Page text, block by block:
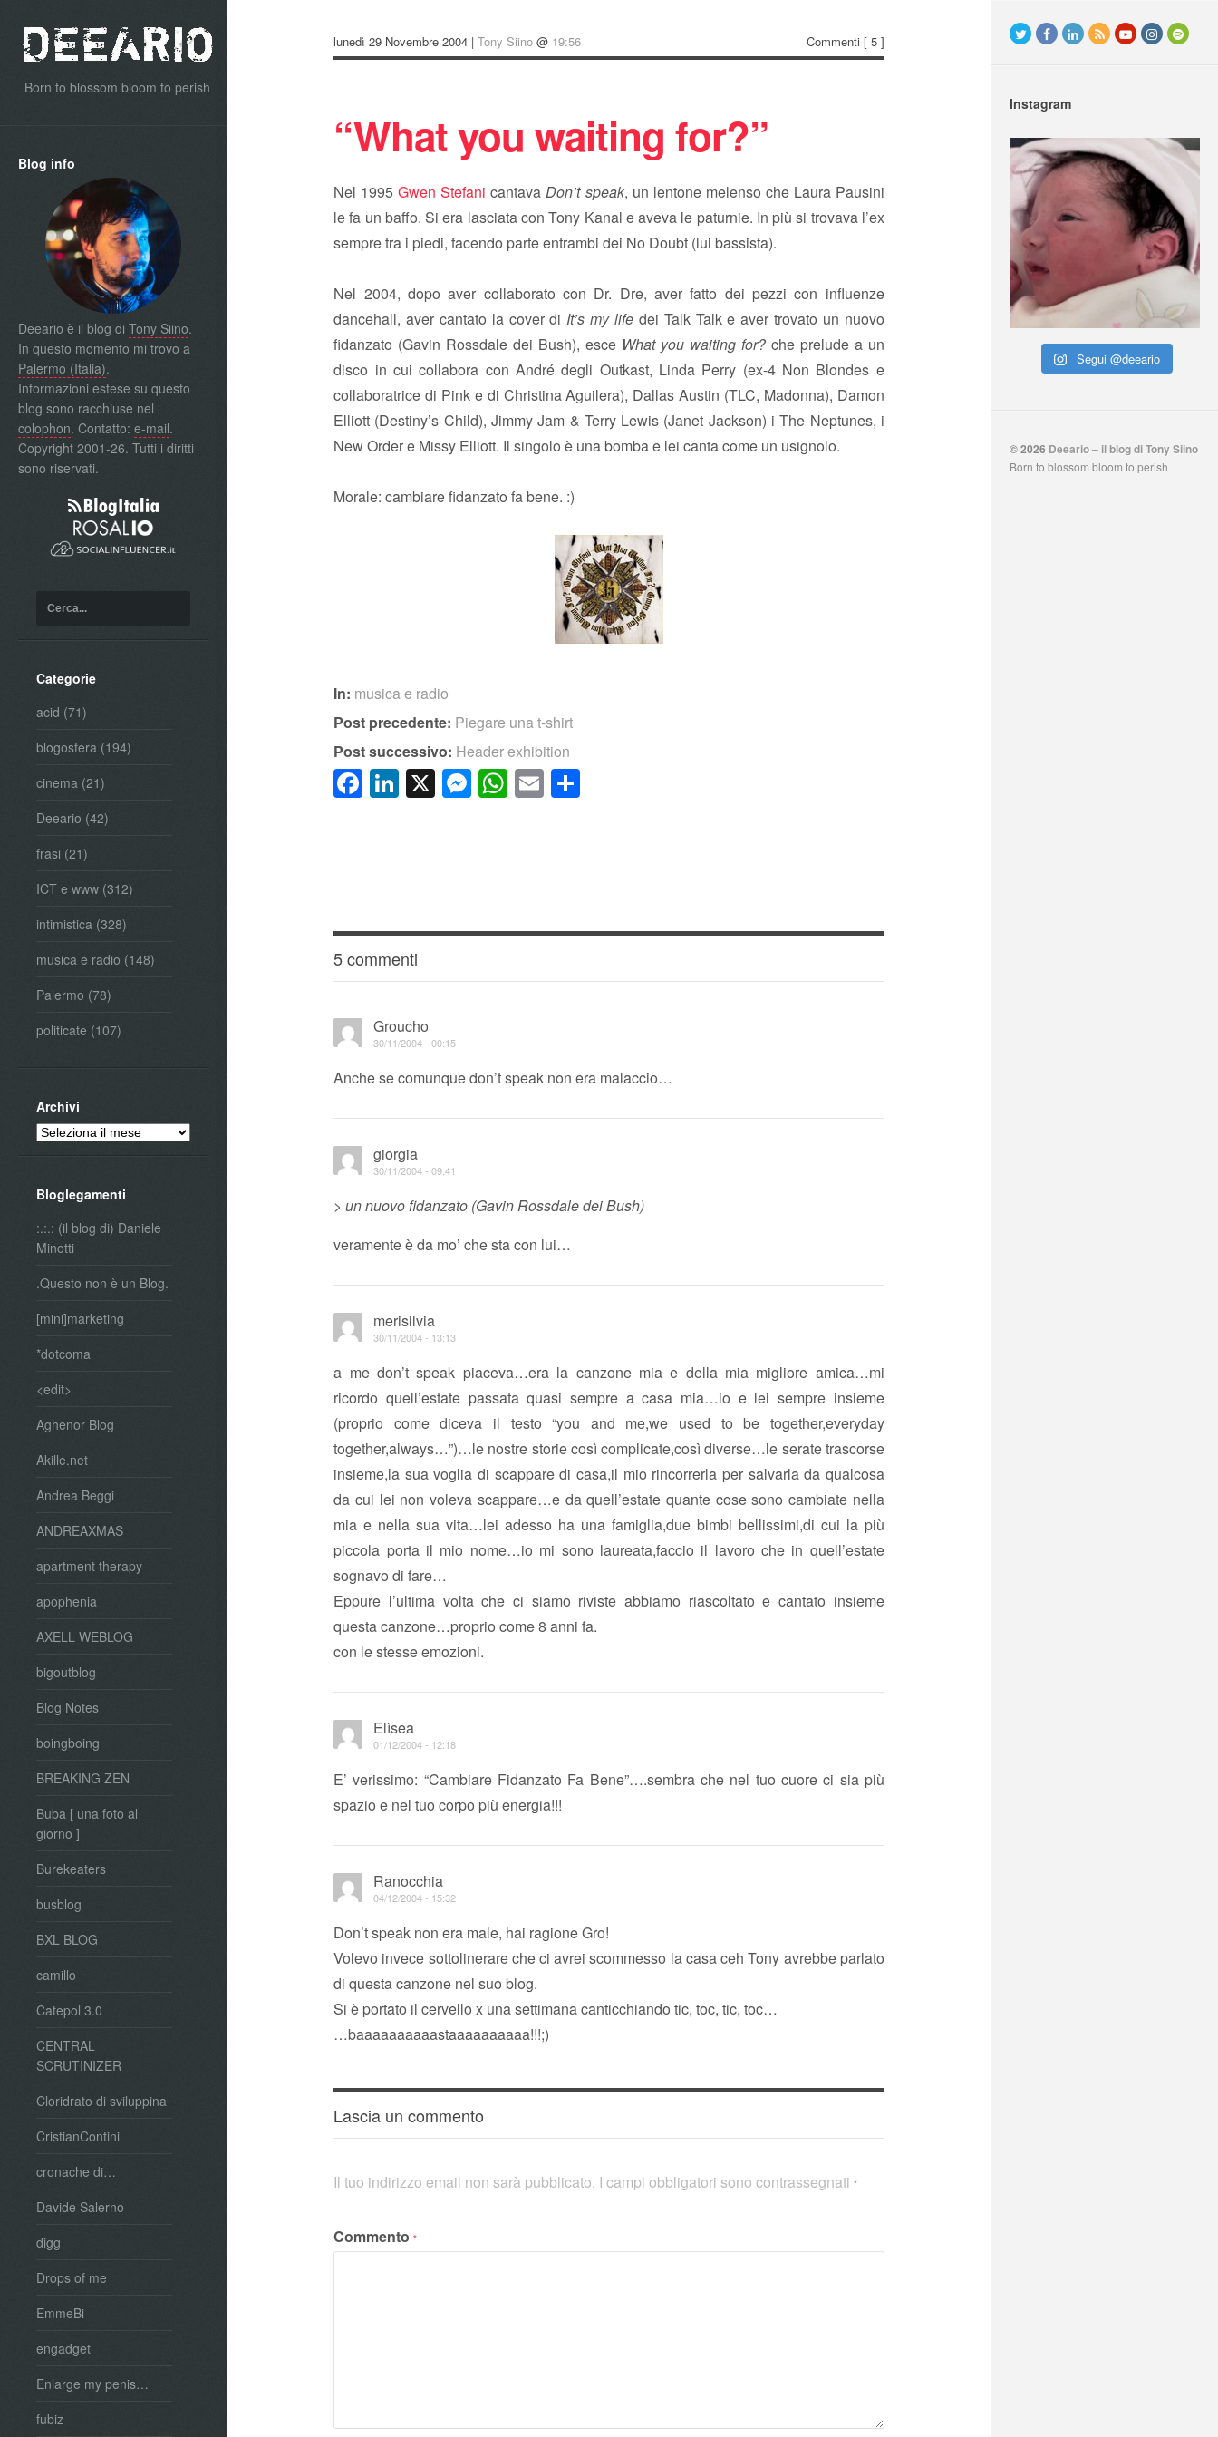
Born to blossom bloom to perish
Blog info
Deeario è il blog di Tony Siino.
In questo momento mi trovo a
Palermo (Italia).
Informazioni estese su questo
blog sono racchiuse nel
colophon. Contatto: e-mail.
Copyright 2001-26. Tutti i diritti
sono riservati.
Categorie
acid (71)
blogosfera (194)
cinema (21)
Deeario (42)
frasi (21)
ICT e www (312)
intimistica (328)
musica e radio (148)
Palermo (78)
politicate (107)
Archivi
Archivi
Bloglegamenti
:.:.: (il blog di) Daniele
Minotti
.Questo non è un Blog.
[mini]marketing
*dotcoma
<edit>
Aghenor Blog
Akille.net
Andrea Beggi
ANDREAXMAS
apartment therapy
apophenia
AXELL WEBLOG
bigoutblog
Blog Notes
boingboing
BREAKING ZEN
Buba [ una foto al
giorno ]
Burekeaters
busblog
BXL BLOG
camillo
Catepol 3.0
CENTRAL
SCRUTINIZER
Cloridrato di sviluppina
CristianContini
cronache di…
Davide Salerno
digg
Drops of me
EmmeBi
engadget
Enlarge my penis…
fubiz
lunedì 29 Novembre 2004 |Tony Siino @ 19:56 Commenti [ 5 ]
“What you waiting for?”
Nel 1995Gwen Stefani cantavaDon’t speak, un lentone melenso che Laura Pausini
le fa un baffo. Si era lasciata con Tony Kanal e aveva le paturnie. In più si trovava l’ex
sempre tra i piedi, facendo parte entrambi dei No Doubt (lui bassista).
Nel 2004, dopo aver collaborato con Dr. Dre, aver fatto dei pezzi con influenze
dancehall, aver cantato la cover di It’s my life dei Talk Talk e aver trovato un nuovo
fidanzato (Gavin Rossdale dei Bush), esce What you waiting for?che prelude a un
disco in cui collabora con André degli Outkast, Linda Perry (ex-4 Non Blondes e
collaboratrice di Pink e di Christina Aguilera), Dallas Austin (TLC, Madonna), Damon
Elliott (Destiny’s Child), Jimmy Jam & Terry Lewis (Janet Jackson) i The Neptunes, i
New Order e Missy Elliott. Il singolo è una bomba e lei canta come un usignolo.
Morale: cambiare fidanzato fa bene. :)
In: musica e radio
Post precedente: Piegare una t-shirt
Post successivo: Header exhibition
Facebook
LinkedIn
X Messenger
WhatsApp
Email
5 commenti
Groucho
30/11/2004 - 00:15
Anche se comunque don’t speak non era malaccio…
giorgia
30/11/2004 - 09:41
> un nuovo fidanzato (Gavin Rossdale dei Bush)
veramente è da mo’ che sta con lui…
merisilvia
30/11/2004 - 13:13
a me don’t speak piaceva…era la canzone mia e della mia migliore amica…mi
ricordo quell’estate passata quasi sempre a casa mia…io e lei sempre insieme
(proprio come diceva il testo “you and me,we used to be together,everyday
together,always…”)…le nostre storie così complicate,così diverse…le serate trascorse
insieme,la sua voglia di scappare di casa,il mio rincorrerla per salvarla da qualcosa
da cui lei non voleva scappare…e da quell’estate quante cose sono cambiate nella
mia e nella sua vita…lei adesso ha una famiglia,due bimbi bellissimi,di cui la più
piccola porta il mio nome…io mi sono laureata,faccio il lavoro che in quell’estate
sognavo di fare…
Eppure l’ultima volta che ci siamo riviste abbiamo riascoltato e cantato insieme
questa canzone…proprio come 8 anni fa.
con le stesse emozioni.
Elìsea
01/12/2004 - 12:18
E’ verissimo: “Cambiare Fidanzato Fa Bene”….sembra che nel tuo cuore ci sia più
spazio e nel tuo corpo più energia!!!
Ranocchia
04/12/2004 - 15:32
Don’t speak non era male, hai ragione Gro!
Volevo invece sottolinerare che ci avrei scommesso la casa ceh Tony avrebbe parlato
di questa canzone nel suo blog.
Si è portato il cervello x una settimana canticchiando tic, toc, tic, toc…
…baaaaaaaaaastaaaaaaaaaa!!!;)
Lascia un commento
Il tuo indirizzo email non sarà pubblicato. I campi obbligatori sono contrassegnati*
Commento*
Instagram
Segui @deeario
© 2026 Deeario – il blog di Tony Siino
Born to blossom bloom to perish